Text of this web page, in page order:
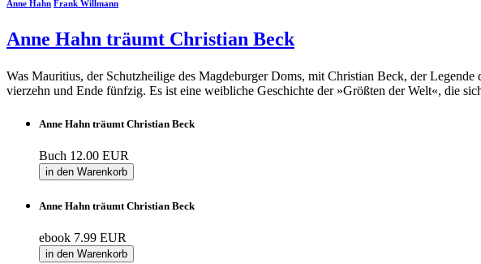
Anne Hahn Frank Willmann
Anne Hahn träumt Christian Beck
Was Mauritius, der Schutzheilige des Magdeburger Doms, mit Christian Beck, der
vierzehn und Ende fünfzig. Es ist eine weibliche Geschichte der »Größten der Welt«, die
Anne Hahn träumt Christian Beck
Buch 12.00 EUR
in den Warenkorb
Anne Hahn träumt Christian Beck
ebook 7.99 EUR
in den Warenkorb